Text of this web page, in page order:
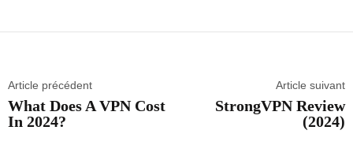
Article précédent
What Does A VPN Cost
In 2024?
Article suivant
StrongVPN Review
(2024)